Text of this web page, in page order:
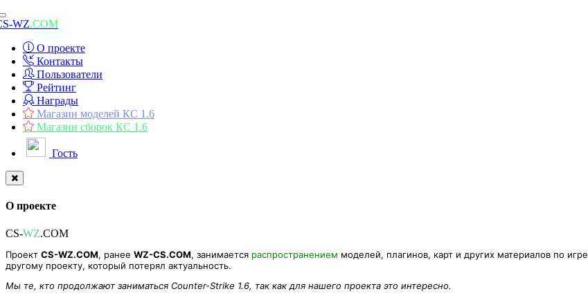
Toggle
navigation
WZ.COM
О проекте
Контакты
Пользователи
Рейтинг
Награды
Магазин моделей КС 1.6
Магазин сборок КС 1.6
Гость
О проекте
CS-WZ.COM
Проект CS-WZ.COM, ранее WZ-CS.COM, занимается распространением моделей, плагинов, карт и других материалов по игре
другому проекту, который потерял актуальность.
Мы те, кто продолжают заниматься Counter-Strike 1.6, так как для нашего проекта это интересно.